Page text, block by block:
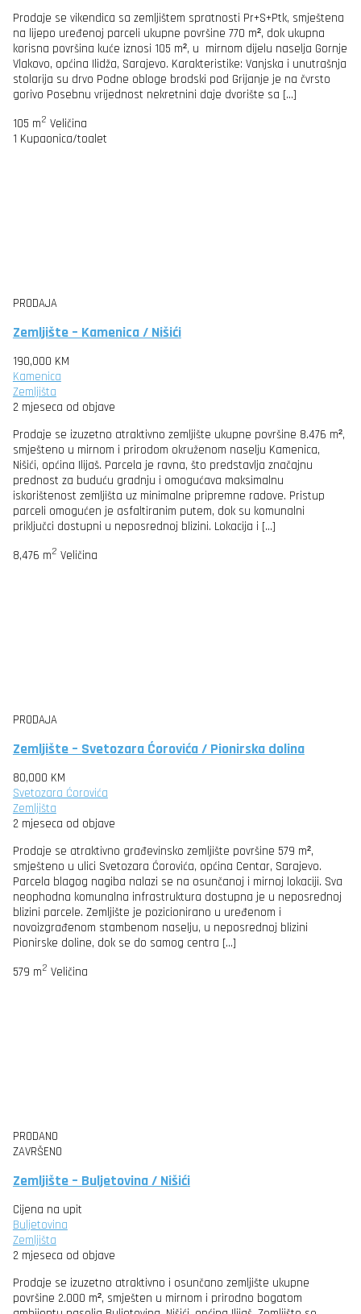
Prodaje se vikendica sa zemljištem spratnosti Pr+S+Ptk, smještena
na lijepo uređenoj parceli ukupne površine 770 m², dok ukupna
korisna površina kuće iznosi 105 m², u mirnom dijelu naselja Gornje
Vlakovo, općina Ilidža, Sarajevo. Karakteristike: Vanjska i unutrašnja
stolarija su drvo Podne obloge brodski pod Grijanje je na čvrsto
gorivo Posebnu vrijednost nekretnini daje dvorište sa […]
105 m2 Veličina
1 Kupaonica/toalet
PRODAJA
Zemljište – Kamenica / Nišići
190,000 KM
Kamenica
Zemljišta
2 mjeseca od objave
Prodaje se izuzetno atraktivno zemljište ukupne površine 8.476 m²,
smješteno u mirnom i prirodom okruženom naselju Kamenica,
Nišići, općina Ilijaš. Parcela je ravna, što predstavlja značajnu
prednost za buduću gradnju i omogućava maksimalnu
iskorištenost zemljišta uz minimalne pripremne radove. Pristup
parceli omogućen je asfaltiranim putem, dok su komunalni
priključci dostupni u neposrednoj blizini. Lokacija i […]
8,476 m2 Veličina
PRODAJA
Zemljište – Svetozara Ćorovića / Pionirska dolina
80,000 KM
Svetozara Ćorovića
Zemljišta
2 mjeseca od objave
Prodaje se atraktivno građevinsko zemljište površine 579 m²,
smješteno u ulici Svetozara Ćorovića, općina Centar, Sarajevo.
Parcela blagog nagiba nalazi se na osunčanoj i mirnoj lokaciji. Sva
neophodna komunalna infrastruktura dostupna je u neposrednoj
blizini parcele. Zemljište je pozicionirano u uređenom i
novoizgrađenom stambenom naselju, u neposrednoj blizini
Pionirske doline, dok se do samog centra […]
579 m2 Veličina
PRODANO
ZAVRŠENO
Zemljište – Buljetovina / Nišići
Cijena na upit
Buljetovina
Zemljišta
2 mjeseca od objave
Prodaje se izuzetno atraktivno i osunčano zemljište ukupne
površine 2.000 m², smješten u mirnom i prirodno bogatom